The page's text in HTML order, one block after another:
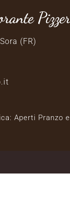
(FR)
Aperti Pranzo